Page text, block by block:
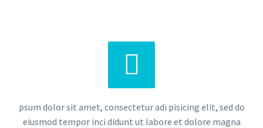


psum dolor sit amet, consectetur adi pisicing elit, sed do
eiusmod tempor inci didunt ut labore et dolore magna